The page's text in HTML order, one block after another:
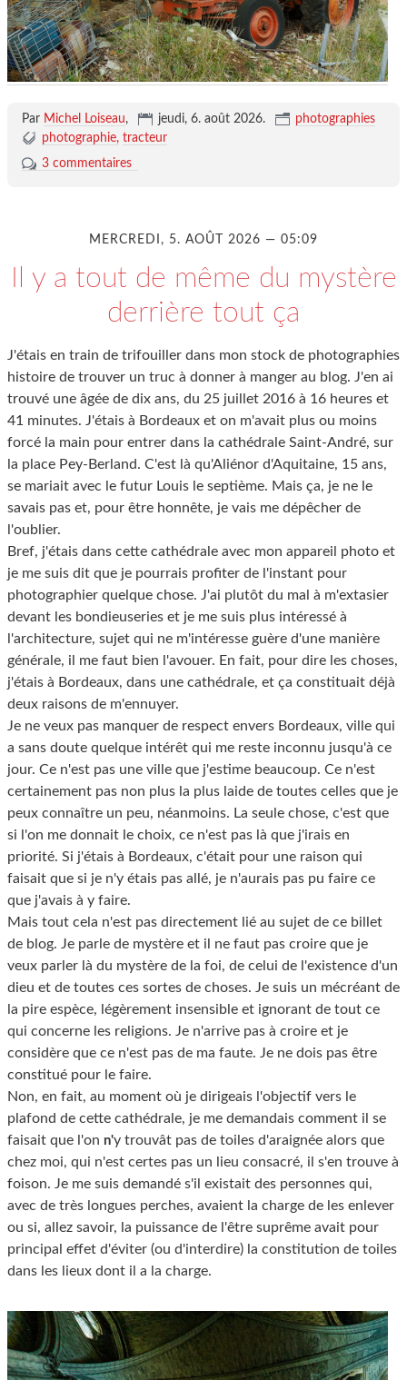
Par Michel Loiseau, jeudi, 6. août 2026.
photographies
photographie tracteur
3 commentaires
MERCREDI, 5. AOÛT 2026 — 05:09
Il y a tout de même du mystère
derrière tout ça
J'étais en train de trifouiller dans mon stock de photographies
histoire de trouver un truc à donner à manger au blog. J'en ai
trouvé une âgée de dix ans, du 25 juillet 2016 à 16 heures et
41 minutes. J'étais à Bordeaux et on m'avait plus ou moins
forcé la main pour entrer dans la cathédrale Saint-André, sur
la place Pey-Berland. C'est là qu'Aliénor d'Aquitaine, 15 ans,
se mariait avec le futur Louis le septième. Mais ça, je ne le
savais pas et, pour être honnête, je vais me dépêcher de
l'oublier.
Bref, j'étais dans cette cathédrale avec mon appareil photo et
je me suis dit que je pourrais profiter de l'instant pour
photographier quelque chose. J'ai plutôt du mal à m'extasier
devant les bondieuseries et je me suis plus intéressé à
l'architecture, sujet qui ne m'intéresse guère d'une manière
générale, il me faut bien l'avouer. En fait, pour dire les choses,
j'étais à Bordeaux, dans une cathédrale, et ça constituait déjà
deux raisons de m'ennuyer.
Je ne veux pas manquer de respect envers Bordeaux, ville qui
a sans doute quelque intérêt qui me reste inconnu jusqu'à ce
jour. Ce n'est pas une ville que j'estime beaucoup. Ce n'est
certainement pas non plus la plus laide de toutes celles que je
peux connaître un peu, néanmoins. La seule chose, c'est que
si l'on me donnait le choix, ce n'est pas là que j'irais en
priorité. Si j'étais à Bordeaux, c'était pour une raison qui
faisait que si je n'y étais pas allé, je n'aurais pas pu faire ce
que j'avais à y faire.
Mais tout cela n'est pas directement lié au sujet de ce billet
de blog. Je parle de mystère et il ne faut pas croire que je
veux parler là du mystère de la foi, de celui de l'existence d'un
dieu et de toutes ces sortes de choses. Je suis un mécréant de
la pire espèce, légèrement insensible et ignorant de tout ce
qui concerne les religions. Je n'arrive pas à croire et je
considère que ce n'est pas de ma faute. Je ne dois pas être
constitué pour le faire.
Non, en fait, au moment où je dirigeais l'objectif vers le
plafond de cette cathédrale, je me demandais comment il se
faisait que l'on n'y trouvât pas de toiles d'araignée alors que
chez moi, qui n'est certes pas un lieu consacré, il s'en trouve à
foison. Je me suis demandé s'il existait des personnes qui,
avec de très longues perches, avaient la charge de les enlever
ou si, allez savoir, la puissance de l'être suprême avait pour
principal effet d'éviter (ou d'interdire) la constitution de toiles
dans les lieux dont il a la charge.